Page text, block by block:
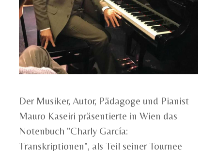
Der Musiker, Autor, Pädagoge und Pianist
Mauro Kaseiri präsentierte in Wien das
Notenbuch "Charly García:
Transkriptionen", als Teil seiner Tournee